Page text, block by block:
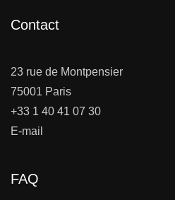
Contact
23 rue de Montpensier
75001 Paris
+33 1 40 41 07 30
E-mail
FAQ